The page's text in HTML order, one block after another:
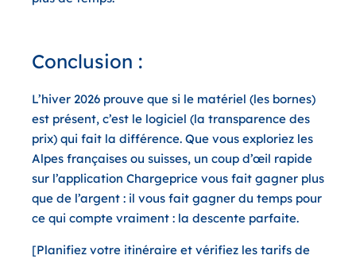
Conclusion :
L’hiver 2026 prouve que si le matériel (les bornes)
est présent, c’est le logiciel (la transparence des
prix) qui fait la différence. Que vous exploriez les
Alpes françaises ou suisses, un coup d’œil rapide
sur l’application Chargeprice vous fait gagner plus
que de l’argent : il vous fait gagner du temps pour
ce qui compte vraiment : la descente parfaite.
[Planifiez votre itinéraire et vérifiez les tarifs de